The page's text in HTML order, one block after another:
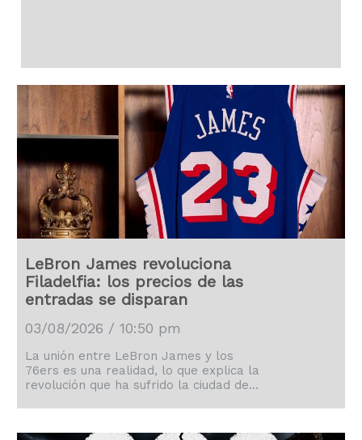
LeBron James revoluciona
Filadelfia: los precios de las
entradas se disparan
03/08/2026 / 10:50 pm
La unión entre LeBron James y los
76ers es una realidad, lo que explica la
revolución que ha sufrido la ciudad de